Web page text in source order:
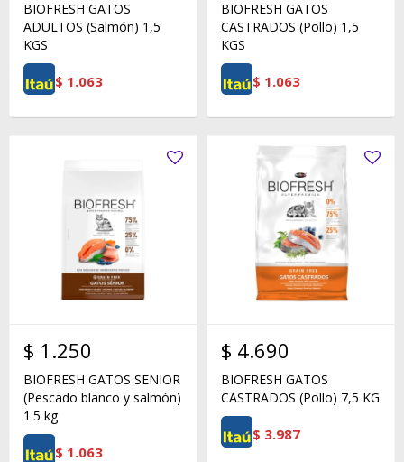
BIOFRESH GATOS
ADULTOS (Salmón) 1,5
KGS
$ 1.063
BIOFRESH GATOS
CASTRADOS (Pollo) 1,5
KGS
$ 1.063
$ 1.250
BIOFRESH GATOS SENIOR
(Pescado blanco y salmón)
1.5 kg
$ 1.063
$ 4.690
BIOFRESH GATOS
CASTRADOS (Pollo) 7,5 KG
$ 3.987